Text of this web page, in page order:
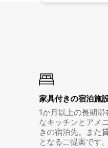
家具付き⁠の宿⁠泊⁠施⁠
1か月以上の長期
なキッチンとアメ
きの宿泊先。また
となるご提案です。